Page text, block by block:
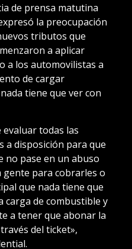
de prensa matutina
la preocupación
tributos que
a aplicar
a los automovilistas a
de cargar
tiene que ver con
todas las
a disposición para que
no pase en un abuso
gente para cobrarles o
que nada tiene que
carga de combustible y
a tener que abonar la
del ticket»,